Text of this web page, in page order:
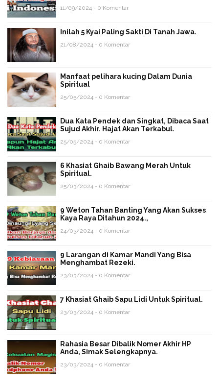
11/09/2024 - 0 Komentar
Inilah 5 Kyai Paling Sakti Di Tanah Jawa.
21/08/2024 - 0 Komentar
Manfaat pelihara kucing Dalam Dunia
Spiritual
25/05/2024 - 0 Komentar
Dua Kata Pendek dan Singkat, Dibaca Saat
Sujud Akhir. Hajat Akan Terkabul.
25/05/2024 - 0 Komentar
6 Khasiat Ghaib Bawang Merah Untuk
Spiritual.
25/03/2024 - 0 Komentar
9 Weton Tahan Banting Yang Akan Sukses
Kaya Raya Ditahun 2024.,
24/03/2024 - 0 Komentar
9 Larangan di Kamar Mandi Yang Bisa
Menghambat Rezeki.
23/03/2024 - 0 Komentar
7 Khasiat Ghaib Sapu Lidi Untuk Spiritual.
23/03/2024 - 0 Komentar
Rahasia Besar Dibalik Nomer Akhir HP
Anda, Simak Selengkapnya.
23/03/2024 - 0 Komentar